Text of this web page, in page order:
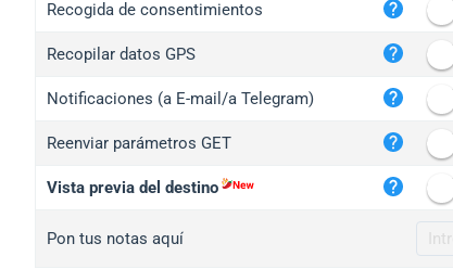
Recogida de consentimientos
Recopilar datos GPS
Notificaciones (a E-mail/a Telegram)
Reenviar parámetros GET
Vista previa del destino
Pon tus notas aquí